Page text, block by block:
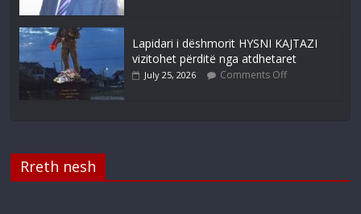
Lapidari i dëshmorit HYSNI KAJTAZI
vizitohet përditë nga atdhetaret
July 25, 2026 Comments Off
Rreth nesh